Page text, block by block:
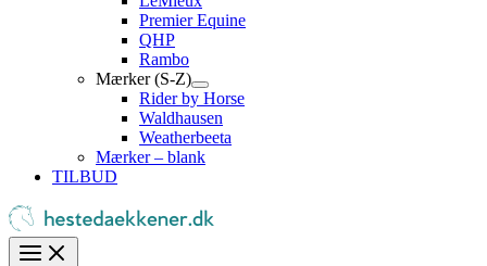
Premier Equine
QHP
Rambo
Mærker (S-Z)
Rider by Horse
Waldhausen
Weatherbeeta
Mærker – blank
TILBUD